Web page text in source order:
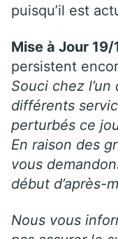
puisqu’il est
Mise à Jour 19/
persistent
Souci chez
différents
perturbés ce
En raison des
vous
début d’après-
Nous vous